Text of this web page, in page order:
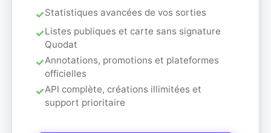
Statistiques avancées de vos sorties
Listes publiques et carte sans signature
Quodat
Annotations, promotions et plateformes
officielles
API complète, créations illimitées et
support prioritaire